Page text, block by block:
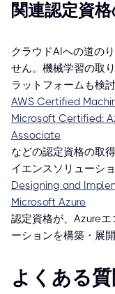
関連認定資
クラウドAIへの道の
せん。機械学習の取
ラットフォームも検
AWS Certified
Microsoft Certified:
Associate
などの認定資格の取
イエンスソリューシ
Designing and
Microsoft Azure
認定資格が、Azure
ーションを構築・展
よくある質